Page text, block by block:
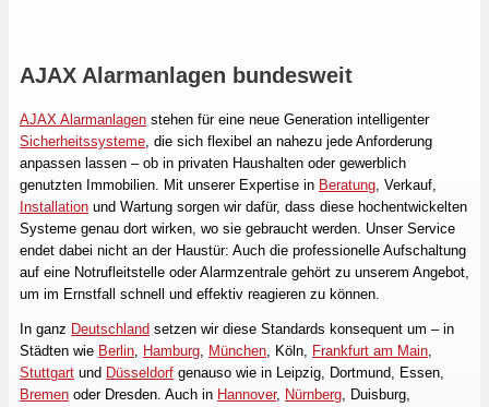
AJAX Alarmanlagen bundesweit
AJAX Alarmanlagen stehen für eine neue Generation intelligenter
Sicherheitssysteme , die sich flexibel an nahezu jede Anforderung
anpassen lassen – ob in privaten Haushalten oder gewerblich
genutzten Immobilien. Mit unserer Expertise in Beratung , Verkauf,
Installation und Wartung sorgen wir dafür, dass diese hochentwickelten
Systeme genau dort wirken, wo sie gebraucht werden. Unser Service
endet dabei nicht an der Haustür: Auch die professionelle Aufschaltung
auf eine Notrufleitstelle oder Alarmzentrale gehört zu unserem Angebot,
um im Ernstfall schnell und effektiv reagieren zu können.
In ganz Deutschland setzen wir diese Standards konsequent um – in
Städten wie Berlin, Hamburg, München, Köln, Frankfurt am Main,
Stuttgart und Düsseldorf genauso wie in Leipzig, Dortmund, Essen,
Bremen oder Dresden. Auch in Hannover, Nürnberg, Duisburg,